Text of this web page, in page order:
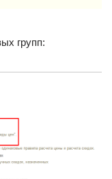
групп: